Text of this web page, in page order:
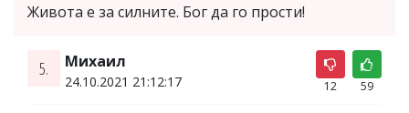
Живота е за силните. Бог да го прости!
5. Михаил
24.10.2021 21:12:17 12 59